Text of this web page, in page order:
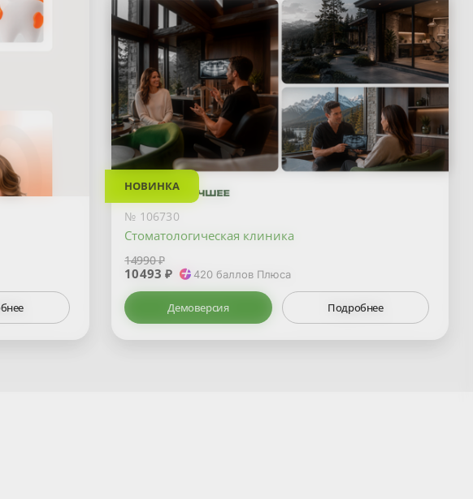
НОВИНКА
№ 106730
Стоматологическая клиника
14990 ₽
10493 ₽ 420баллов Плюса
Демоверсия Подробнее